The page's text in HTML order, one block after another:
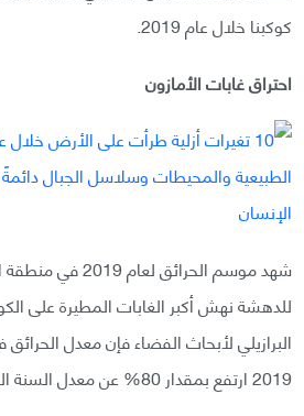
كوكبنا خلال عام 2019.
احتراق غابات الأمازون
شهد موسم الحرائق
للدهشة نهش أكبر الغابات المطيرة على
البرازيلي لأبحاث الفضاء فإن معدل الحرائق
2019 ارتفع بمقدار 80% عن معدل السنة السابقة.